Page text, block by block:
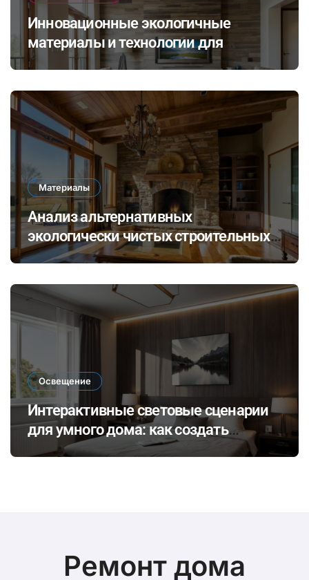
Инновационные экологичные
материалы и технологии для
стильной и долговечной отделки
Материалы
Анализ альтернативных
экологически чистых строительных
материалов: ревитализация отходов
технологиях
Освещение
Интерактивные световые сценарии
для умного дома: как создать
динамичное освещение по
Ремонт дома